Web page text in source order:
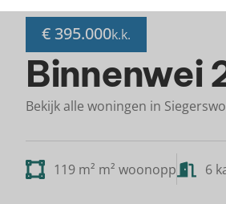
€ 395.000k.k.
Binnenwei
Bekijk alle woningen in
119 m² m² woonopp 6